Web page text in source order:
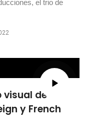
el trio de
visual de
y French